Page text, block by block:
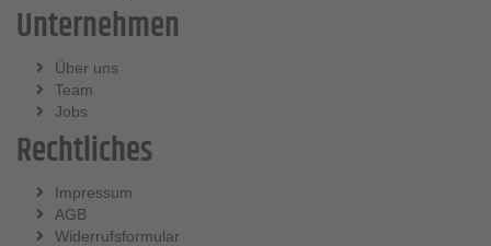
Unternehmen
Über uns
Team
Jobs
Rechtliches
Impressum
AGB
Widerrufsformular